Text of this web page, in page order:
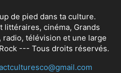
de pied dans ta culture.
littéraires, cinéma, Grands
télévision et une large
--- Tous droits réservés.